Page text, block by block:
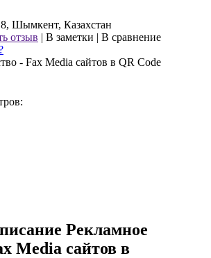
Шымкент, Казахстан
отзыв | В заметки | В сравнение
Рекламное
Media сайтов в